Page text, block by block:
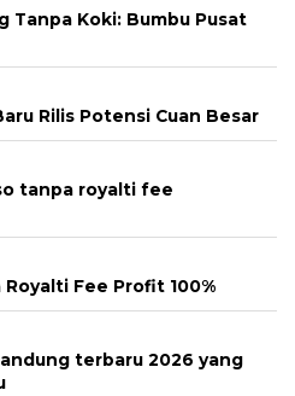
Tanpa Koki: Bumbu Pusat
Rilis Potensi Cuan Besar
tanpa royalti fee
Fee Profit 100%
terbaru 2026 yang